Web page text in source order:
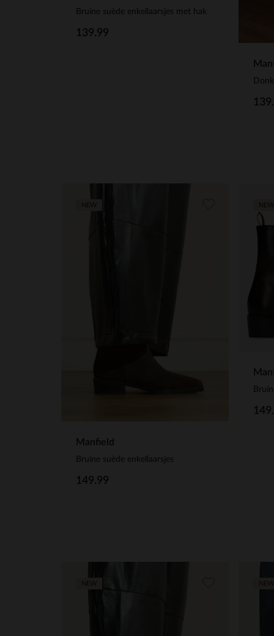
Bruine suède enkellaarsjes met hak
139.99
Manfield
Bruine suède enkellaarsjes
149.99